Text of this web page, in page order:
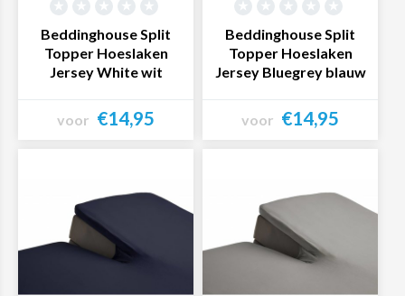
Beddinghouse Split
Topper Hoeslaken
Jersey White wit
voor €14,95
Beddinghouse Split
Topper Hoeslaken
Jersey Bluegrey blauw
voor €14,95